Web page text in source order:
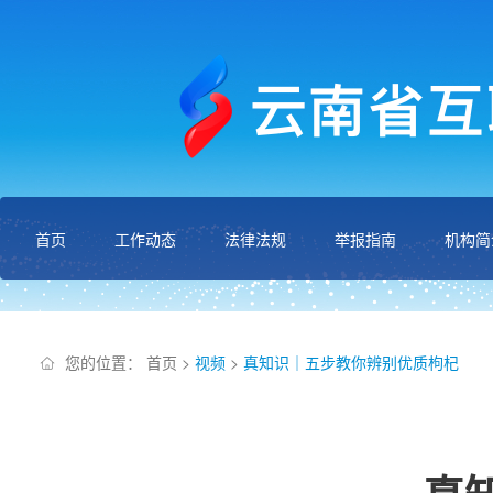
首页 工作动态 法律法规 举报指南 机构
您的位置： 首页 > 视频 > 真知识｜五步教你辨别优质枸杞